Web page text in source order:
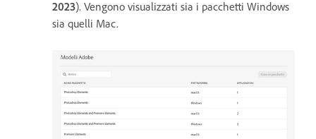
2023). Vengono visualizzati sia i pacchetti Windows
sia quelli Mac.